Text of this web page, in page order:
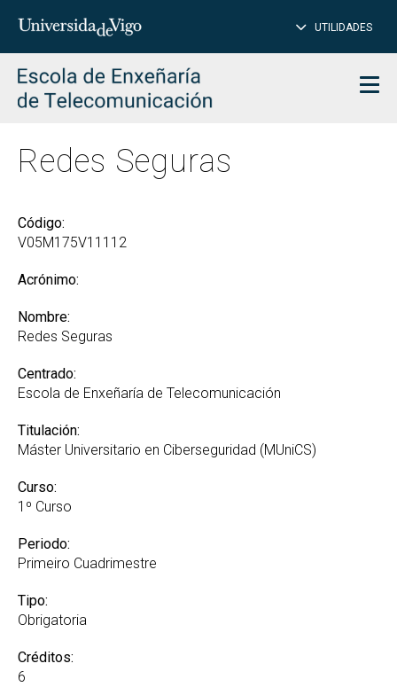
Insertar
para
buscar
UTILIDADES
Redes Seguras
Código:
V05M175V11112
Acrónimo:
Nombre:
Redes Seguras
Centrado:
Escola de Enxeñaría de Telecomunicación
Titulación:
Máster Universitario en Ciberseguridad (MUniCS)
Curso:
1º Curso
Periodo:
Primeiro Cuadrimestre
Tipo:
Obrigatoria
Créditos:
6